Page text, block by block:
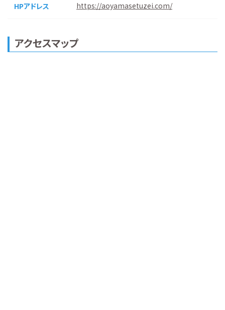
HPアドレス https://aoyamasetuzei.com/
アクセスマップ